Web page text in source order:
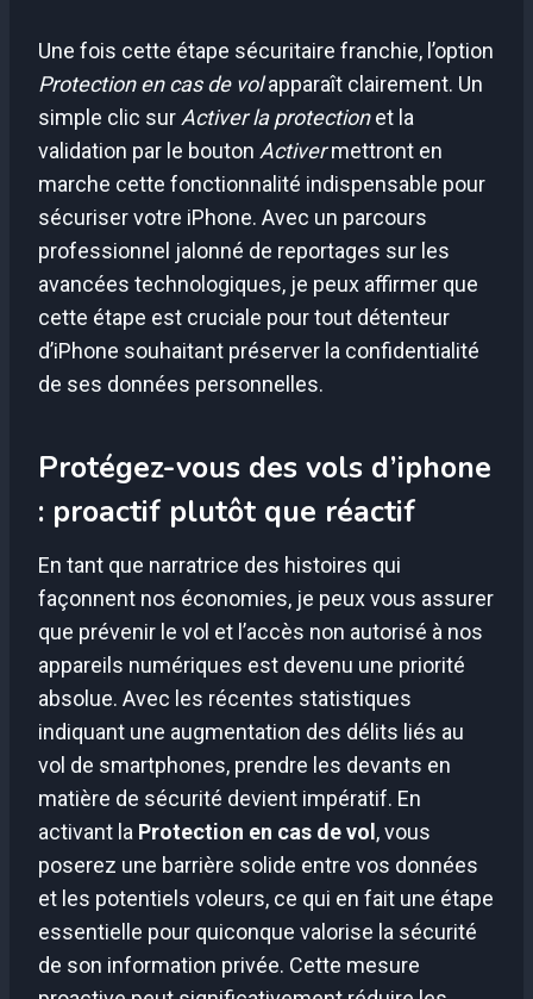
Une fois cette étape sécuritaire franchie, l’option
Protection en cas de volapparaît clairement. Un
simple clic surActiver la protectionet la
validation par le bouton Activermettront en
marche cette fonctionnalité indispensable pour
sécuriser votre iPhone. Avec un parcours
professionnel jalonné de reportages sur les
avancées technologiques, je peux affirmer que
cette étape est cruciale pour tout détenteur
d’iPhone souhaitant préserver la confidentialité
de ses données personnelles.
Protégez-vous des vols d’iphone
: proactif plutôt que réactif
En tant que narratrice des histoires qui
façonnent nos économies, je peux vous assurer
que prévenir le vol et l’accès non autorisé à nos
appareils numériques est devenu une priorité
absolue. Avec les récentes statistiques
indiquant une augmentation des délits liés au
vol de smartphones, prendre les devants en
matière de sécurité devient impératif. En
activant la Protection en cas de vol , vous
poserez une barrière solide entre vos données
et les potentiels voleurs, ce qui en fait une étape
essentielle pour quiconque valorise la sécurité
de son information privée. Cette mesure